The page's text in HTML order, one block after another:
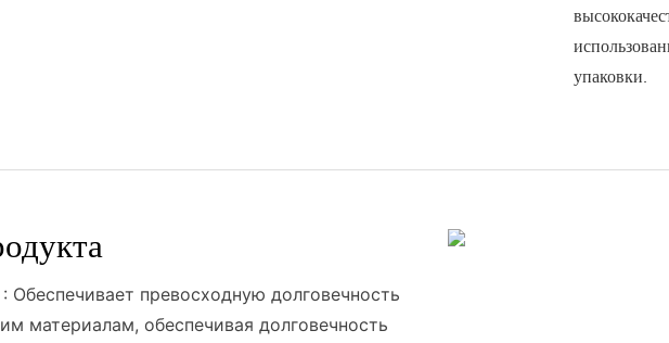
упаковки.
: Обеспечивает превосходную долговечность
материалам, обеспечивая долговечность